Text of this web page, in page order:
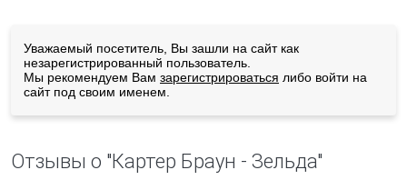
Уважаемый посетитель, Вы зашли на сайт как
незарегистрированный пользователь.
Мы рекомендуем Вам зарегистрироваться либо войти на
сайт под своим именем.
Отзывы о "Картер Браун - Зельда"